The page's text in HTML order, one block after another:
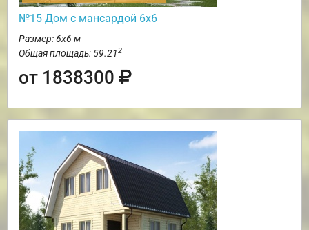
№15 Дом с мансардой 6х6
Размер: 6х6 м
Общая площадь: 59.212
от 1838300